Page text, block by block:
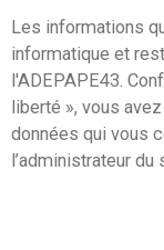
Les informations
informatique et
l'ADEPAPE43.
liberté », vous
données qui vous
l’administrateur du